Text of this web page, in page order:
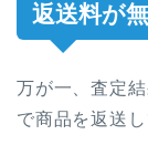
返送料が
万が一、査定
で商品を返送